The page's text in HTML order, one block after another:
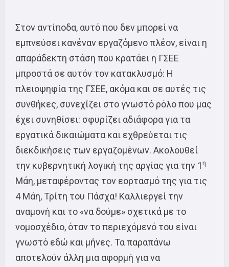
Στον αντίποδα, αυτό που δεν μπορεί να
εμπνεύσει κανέναν εργαζόμενο πλέον, είναι η
απαράδεκτη στάση που κρατάει η ΓΣΕΕ
μπροστά σε αυτόν τον κατακλυσμό: Η
πλειοψηφία της ΓΣΕΕ, ακόμα και σε αυτές τις
συνθήκες, συνεχίζει στο γνωστό ρόλο που μας
έχει συνηθίσει: σφυρίζει αδιάφορα για τα
εργατικά δικαιώματα και εχθρεύεται τις
διεκδικήσεις των εργαζομένων. Ακολουθεί
την κυβερνητική λογική της αργίας για την 1η
Μάη, μεταφέροντας τον εορτασμό της για τις
4 Μάη, Τρίτη του Πάσχα! Καλλιεργεί την
αναμονή και το «να δούμε» σχετικά με το
νομοσχέδιο, όταν το περιεχόμενό του είναι
γνωστό εδώ και μήνες. Τα παραπάνω
αποτελούν άλλη μια αφορμή για να